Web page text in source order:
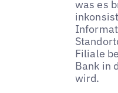
was es
Filiale
Bank in
wird.